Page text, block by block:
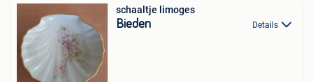
schaaltje limoges
Bieden Details